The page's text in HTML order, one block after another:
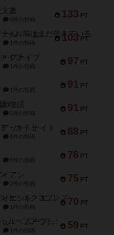
133 PT
書
8件の投稿
103 PT
セミファイナル ～お前はまだ生きている～
1件の投稿
97 PT
ファイブ
1件の投稿
91 PT
1件の投稿
91 PT
物語
6件の投稿
88 PT
ット・ナイト
1件の投稿
76 PT
6件の投稿
75 PT
アン
2件の投稿
70 PT
トランスオリエント・エクスプレス
1件の投稿
59 PT
アンブッシュ！：ムーブアウト！
1件の投稿